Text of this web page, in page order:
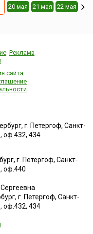
20 мая 21 мая 22 мая
Реклама
сайта
г. Петергоф, Санкт-
оф.432, 434
г. Петергоф, Санкт-
оф.440
г. Петергоф, Санкт-
оф.432, 434